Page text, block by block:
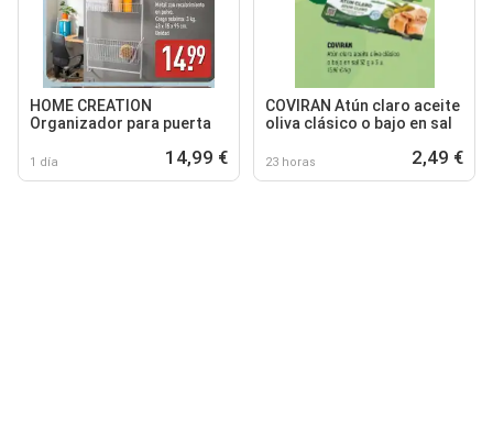
HOME CREATION
Organizador para puerta
1 día 14,99 €
COVIRAN Atún claro aceite
oliva clásico o bajo en sal
23 horas 2,49 €